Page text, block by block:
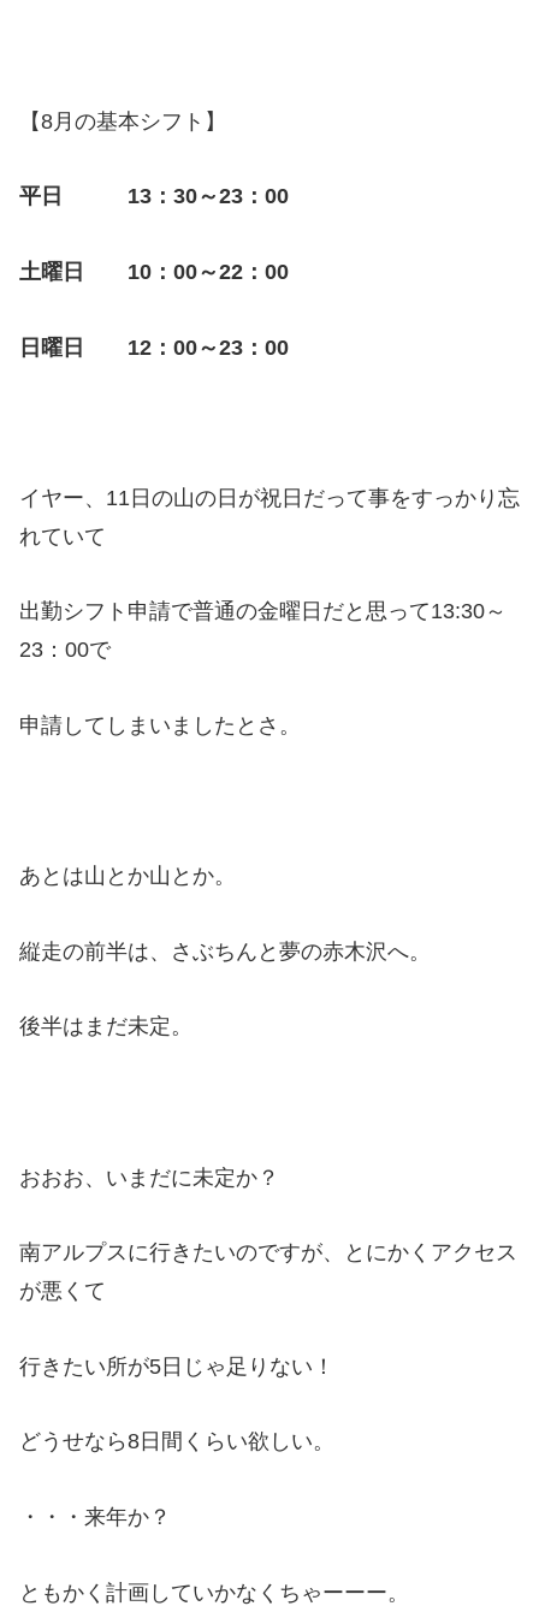
【8月の基本シフト】
平日 13：30～23：00
土曜日 10：00～22：00
日曜日 12：00～23：00
イヤー、11日の山の日が祝日だって事をすっかり忘
れていて
出勤シフト申請で普通の金曜日だと思って13:30～
23：00で
申請してしまいましたとさ。
あとは山とか山とか。
縦走の前半は、さぶちんと夢の赤木沢へ。
後半はまだ未定。
おおお、いまだに未定か？
南アルプスに行きたいのですが、とにかくアクセス
が悪くて
行きたい所が5日じゃ足りない！
どうせなら8日間くらい欲しい。
・・・来年か？
ともかく計画していかなくちゃーーー。